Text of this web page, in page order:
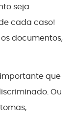
seja
cada caso!
documentos,
que
Ou